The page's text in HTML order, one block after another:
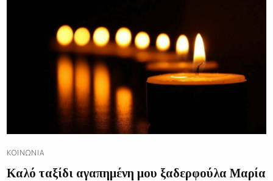
ΚΟΙΝΩΝΊΑ
Καλό ταξίδι αγαπημένη μου ξαδερφούλα Μαρία